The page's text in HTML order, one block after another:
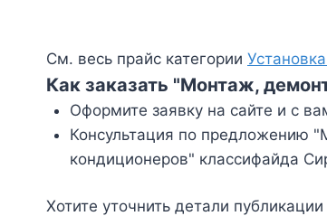
См. весь прайс категории
Как заказать "Монтаж,
Оформите заявку на сайте и с
Консультация по предложению
кондиционеров" классифайда
Хотите уточнить детали